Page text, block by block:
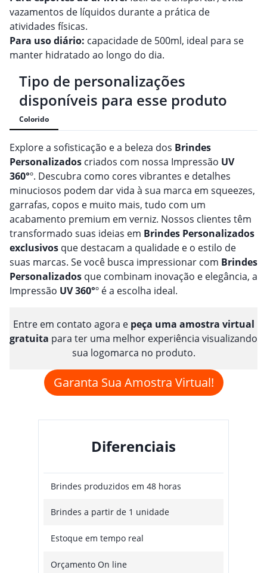
vazamentos de líquidos durante a prática de
atividades físicas.
Para uso diário: capacidade de 500ml, ideal para se
manter hidratado ao longo do dia.
Tipo de personalizações
disponíveis para esse produto
Colorido
Explore a sofisticação e a beleza dos Brindes
Personalizados criados com nossa Impressão UV
360°º. Descubra como cores vibrantes e detalhes
minuciosos podem dar vida à sua marca em squeezes,
garrafas, copos e muito mais, tudo com um
acabamento premium em verniz. Nossos clientes têm
transformado suas ideias em Brindes Personalizados
exclusivos que destacam a qualidade e o estilo de
suas marcas. Se você busca impressionar com Brindes
Personalizados que combinam inovação e elegância, a
Impressão UV 360°º é a escolha ideal.
Entre em contato agora e peça uma amostra virtual
gratuita para ter uma melhor experiência visualizando
sua logomarca no produto.
Garanta Sua Amostra Virtual!
Diferenciais
Brindes produzidos em 48 horas
Brindes a partir de 1 unidade
Estoque em tempo real
Orçamento On line